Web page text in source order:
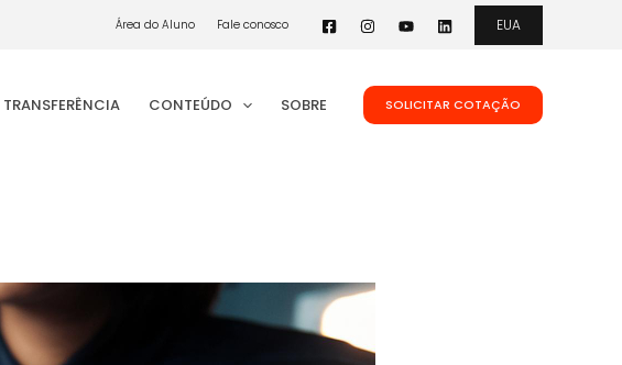
Área do Aluno Fale conosco EUA
TRANSFERÊNCIA CONTEÚDO SOBRE SOLICITAR COTAÇÃO